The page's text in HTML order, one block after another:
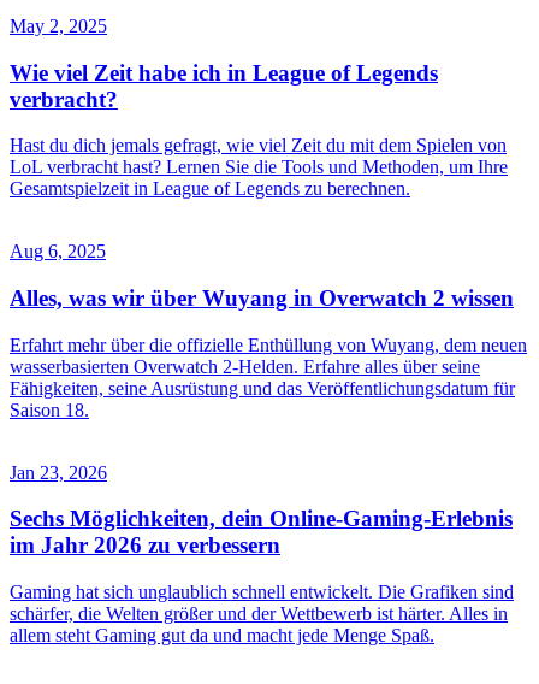
May 2, 2025
Wie viel Zeit habe ich in League of Legends
verbracht?
Hast du dich jemals gefragt, wie viel Zeit du mit dem Spielen von
LoL verbracht hast? Lernen Sie die Tools und Methoden, um Ihre
Gesamtspielzeit in League of Legends zu berechnen.
Aug 6, 2025
Alles, was wir über Wuyang in Overwatch 2 wissen
Erfahrt mehr über die offizielle Enthüllung von Wuyang, dem neuen
wasserbasierten Overwatch 2-Helden. Erfahre alles über seine
Fähigkeiten, seine Ausrüstung und das Veröffentlichungsdatum für
Saison 18.
Jan 23, 2026
Sechs Möglichkeiten, dein Online-Gaming-Erlebnis
im Jahr 2026 zu verbessern
Gaming hat sich unglaublich schnell entwickelt. Die Grafiken sind
schärfer, die Welten größer und der Wettbewerb ist härter. Alles in
allem steht Gaming gut da und macht jede Menge Spaß.